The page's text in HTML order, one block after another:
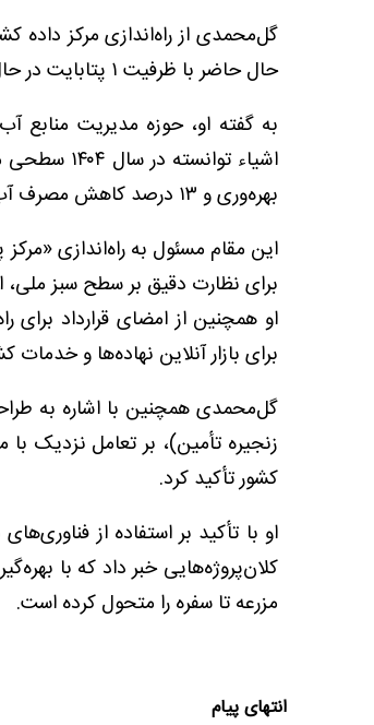
گل‌محمدی از راه‌اندازی مرکز داده
حال حاضر با ظرفیت ۱ پتابایت در حال بهره‌برداری است و پتانسیل گسترش تا ۱۲ پتابایت را داراست.»
به گفته او، حوزه مدیریت منابع
بهره‌وری و ۱۳ درصد کاهش مصرف آب بوده است.
برای نظارت دقیق بر سطح سبز
برای بازار آنلاین نهاده‌ها و خدمات
زنجیره تأمین)، بر تعامل نزدیک
کشور تأکید کرد.
او با تأکید بر استفاده از
مزرعه تا سفره را متحول کرده است.
انتهای پیام